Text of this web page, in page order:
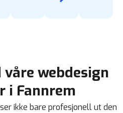
webdesign
i Fannrem
ikke bare profesjonell ut den